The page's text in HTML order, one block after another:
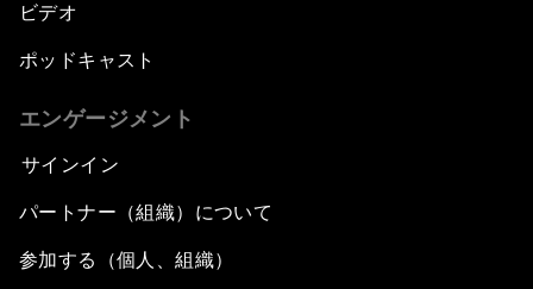
ビデオ
ポッドキャスト
エンゲージメント
サインイン
パートナー（組織）について
参加する（個人、組織）